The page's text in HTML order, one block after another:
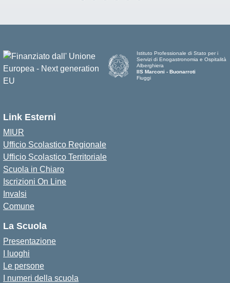
Istituto Professionale di Stato per i
Servizi di Enogastronomia e Ospitalità
Alberghiera
IIS Marconi - Buonarroti
Fiuggi
Link Esterni
MIUR
Ufficio Scolastico Regionale
Ufficio Scolastico Territoriale
Scuola in Chiaro
Iscrizioni On Line
Invalsi
Comune
La Scuola
Presentazione
I luoghi
Le persone
I numeri della scuola